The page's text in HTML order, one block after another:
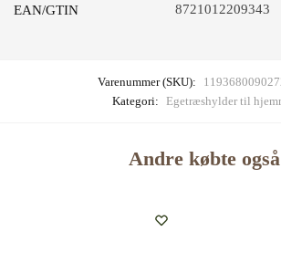
EAN/GTIN 8721012209343
Varenummer (SKU):
Kategori: Egetræshylder til
Andre købte også